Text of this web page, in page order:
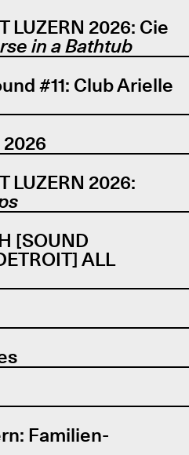
LUZERN 2026: Cie
in a Bathtub
#11: Club Arielle
LUZERN 2026:
[SOUND
ALL
Familien-